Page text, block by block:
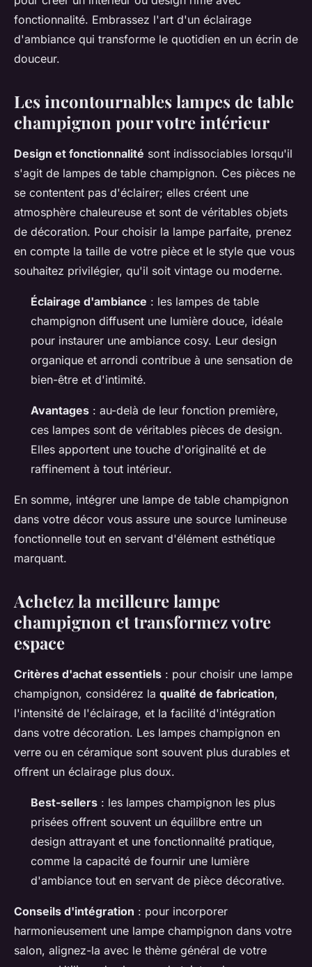
fonctionnalité. Embrassez l'art d'un éclairage
d'ambiance qui transforme le quotidien en un écrin de
douceur.
Les incontournables lampes de table
champignon pour votre intérieur
Design et fonctionnalité sont indissociables lorsqu'il
s'agit de lampes de table champignon. Ces pièces ne
se contentent pas d'éclairer; elles créent une
atmosphère chaleureuse et sont de véritables objets
de décoration. Pour choisir la lampe parfaite, prenez
en compte la taille de votre pièce et le style que vous
souhaitez privilégier, qu'il soit vintage ou moderne.
Éclairage d'ambiance : les lampes de table
champignon diffusent une lumière douce, idéale
pour instaurer une ambiance cosy. Leur design
organique et arrondi contribue à une sensation de
bien-être et d'intimité.
Avantages : au-delà de leur fonction première,
ces lampes sont de véritables pièces de design.
Elles apportent une touche d'originalité et de
raffinement à tout intérieur.
En somme, intégrer une lampe de table champignon
dans votre décor vous assure une source lumineuse
fonctionnelle tout en servant d'élément esthétique
marquant.
Achetez la meilleure lampe
champignon et transformez votre
espace
Critères d'achat essentiels : pour choisir une lampe
champignon, considérez la qualité de fabrication,
l'intensité de l'éclairage, et la facilité d'intégration
dans votre décoration. Les lampes champignon en
verre ou en céramique sont souvent plus durables et
offrent un éclairage plus doux.
Best-sellers : les lampes champignon les plus
prisées offrent souvent un équilibre entre un
design attrayant et une fonctionnalité pratique,
comme la capacité de fournir une lumière
d'ambiance tout en servant de pièce décorative.
Conseils d'intégration : pour incorporer
harmonieusement une lampe champignon dans votre
salon, alignez-la avec le thème général de votre